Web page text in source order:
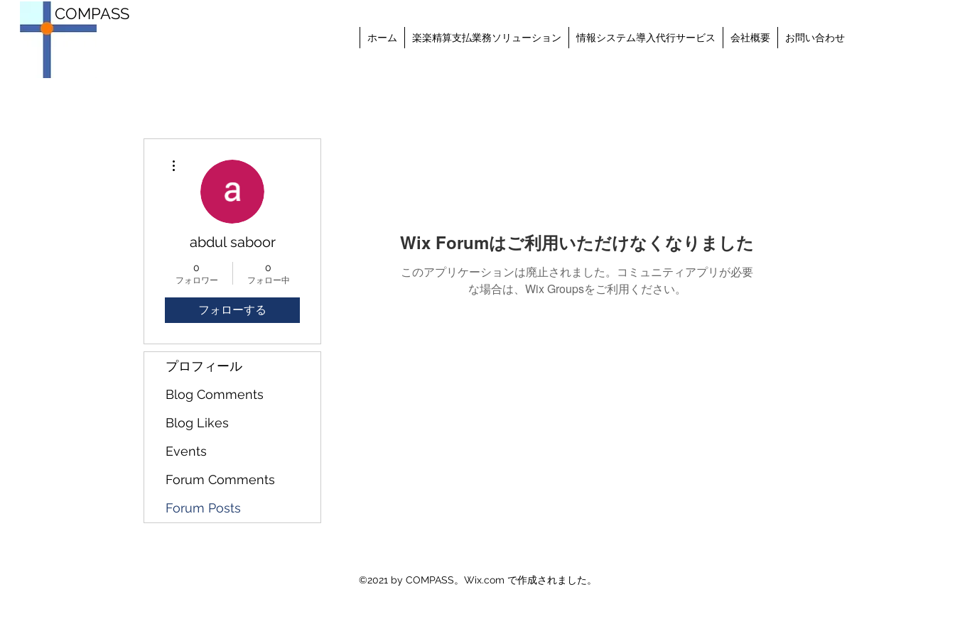
COMPASS
ホーム 楽楽精算支払業務ソリューション 情報システム導入代行サービス 会社概要 お問い合わせ
Wix Forumはご利用いただけなくなりました
このアプリケーションは廃止されました。コミュニティアプリが必要
な場合は、Wix Groupsをご利用ください。
abdul saboor
0
フォロワー
0
フォロー中
フォローする
プロフィール
Blog Comments
Blog Likes
Events
Forum Comments
Forum Posts
©2021 by COMPASS。Wix.com で作成されました。